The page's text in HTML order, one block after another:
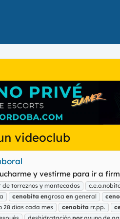
videoclub
y vestirme para ir a
torreznos y mantecados
cenobita engrosa en general
28 días cada mes cenobita rr.pp.